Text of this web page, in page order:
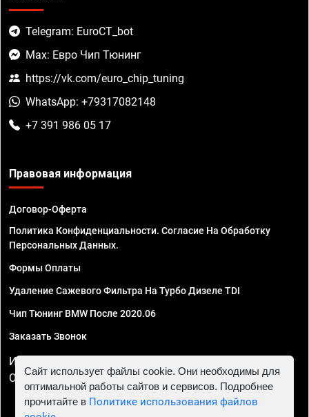
Telegram: EuroCT_bot
Max: Евро Чип Тюнинг
https://vk.com/euro_chip_tuning
WhatsApp: +79317082148
+7 391 986 05 17
Правовая информация
Договор-Оферта
Политика Конфиденциальности. Согласие На Обработку
Персональных Данных.
Формы Оплаты
Удаление Сажевого Фильтра На Турбо Дизеле TDI
Чип Тюнинг BMW После 2020.06
Заказать Звонок
ИП Смирнов Георгий Павлович. ИНН 781302555843,
ОГРНИП 324470400032610
Сайт использует файлы cookie. Они необходимы для
оптимальной работы сайтов и сервисов. Подробнее
прочитайте в Политике использования файлов